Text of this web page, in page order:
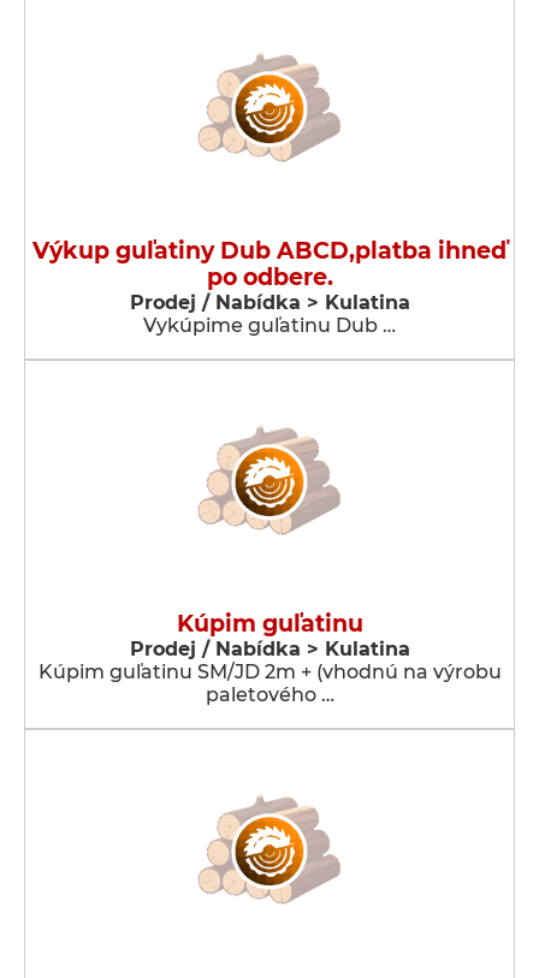
Výkup guľatiny Dub ABCD,platba ihneď
po odbere.
Prodej / Nabídka > Kulatina
Vykúpime guľatinu Dub …
Kúpim guľatinu
Prodej / Nabídka > Kulatina
Kúpim guľatinu SM/JD 2m + (vhodnú na výrobu
paletového …